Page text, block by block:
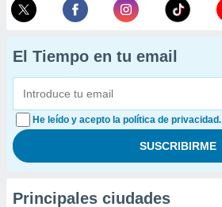
El Tiempo en tu email
He leído y acepto la política de privacidad.
Principales ciudades